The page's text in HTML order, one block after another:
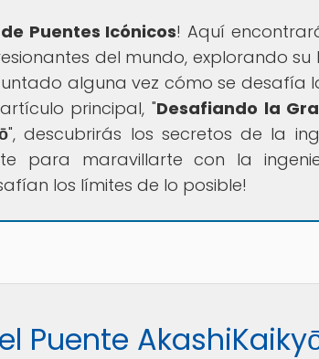
Puentes Icónicos! Aquí
del mundo, explorando
alguna vez cómo se
principal, "Desafiando la
", descubrirás los secretos de la
para maravillarte con la
los límites de lo posible!
Puente